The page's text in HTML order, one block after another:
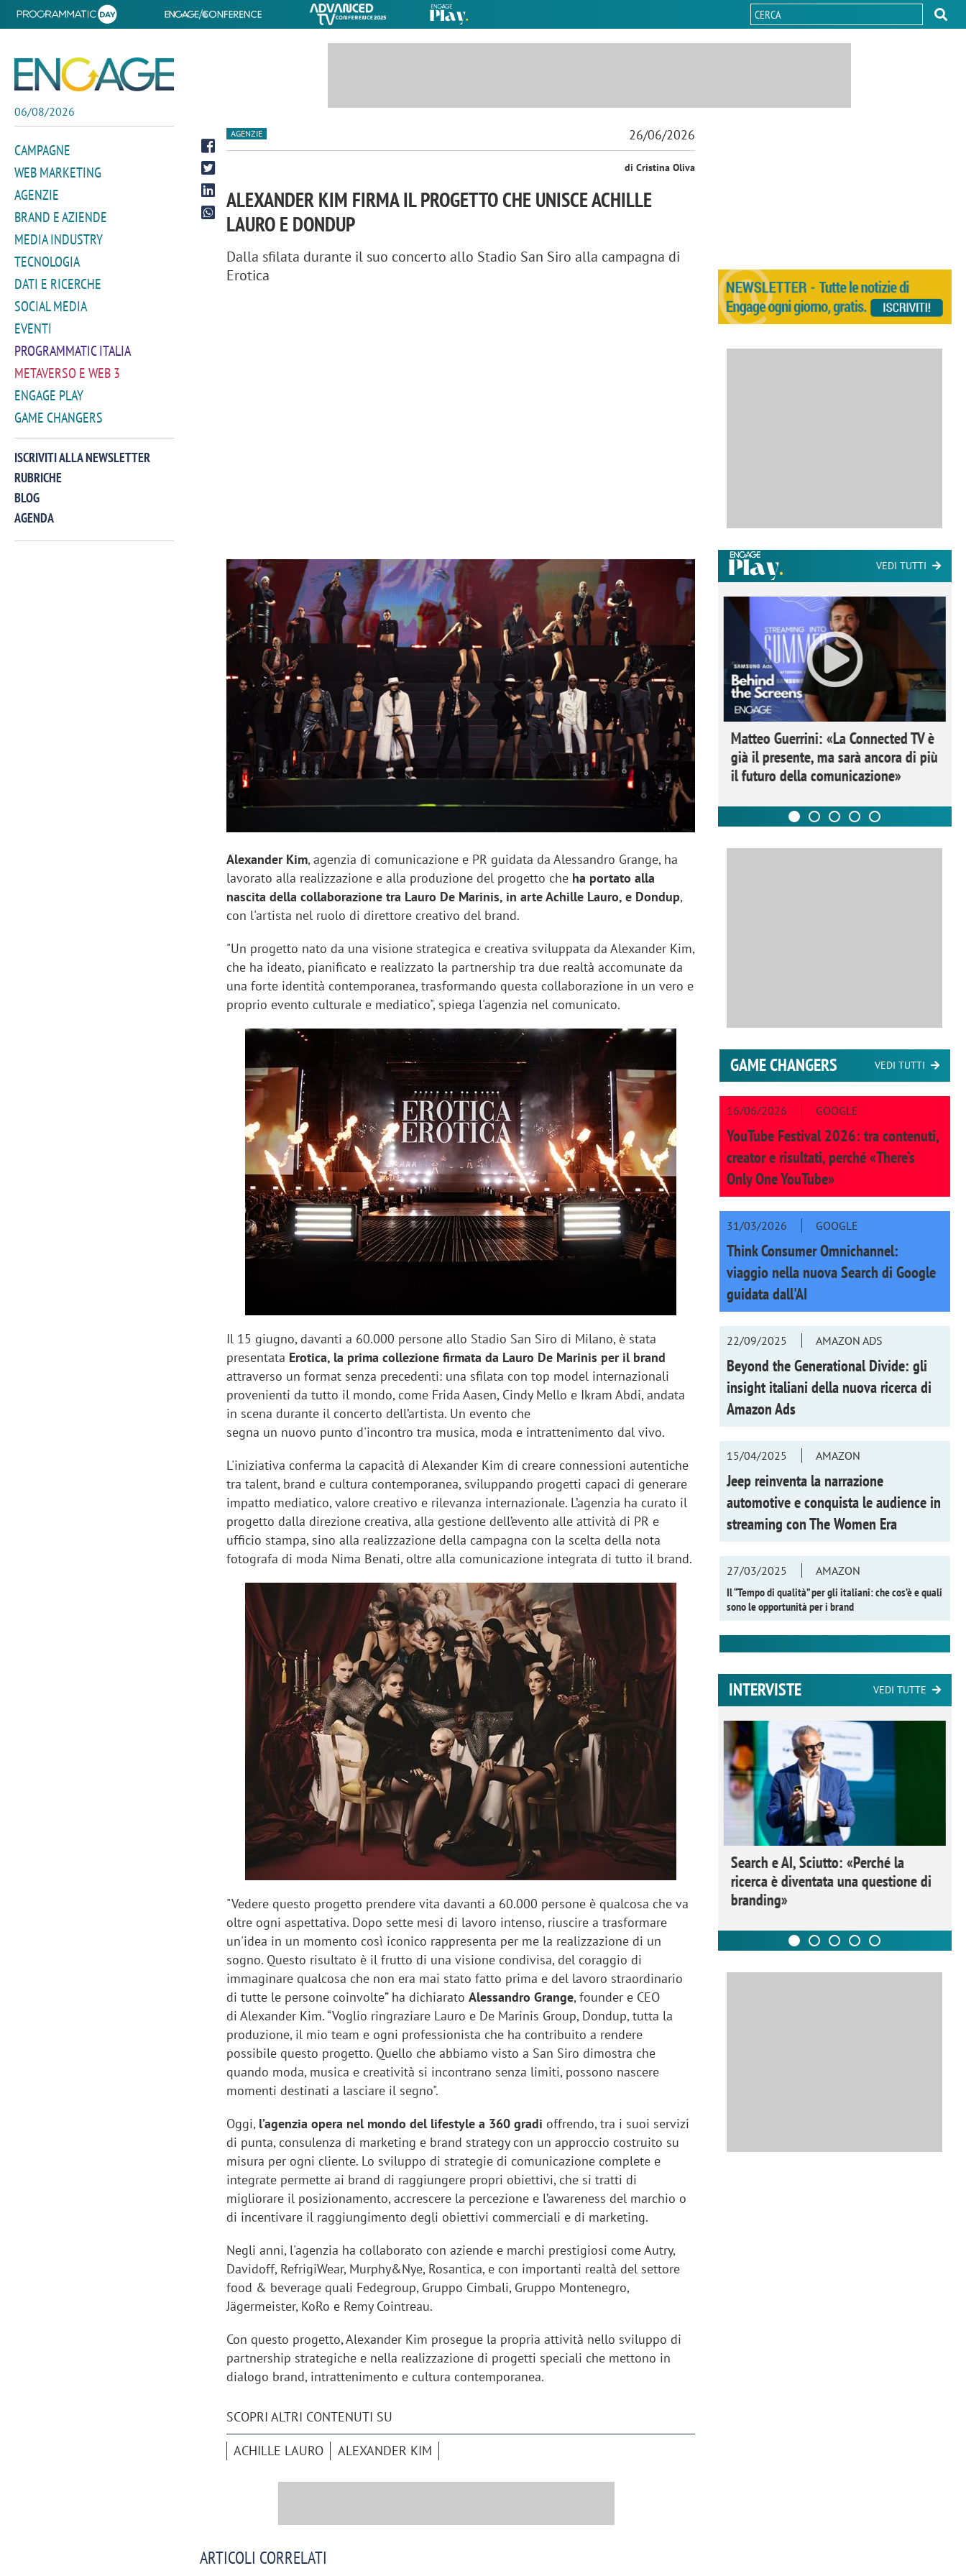
06/08/2026
CAMPAGNE
WEB MARKETING
AGENZIE
BRAND E AZIENDE
MEDIA INDUSTRY
TECNOLOGIA
DATI E RICERCHE
SOCIAL MEDIA
EVENTI
PROGRAMMATIC ITALIA
METAVERSO E WEB 3
ENGAGE PLAY
GAME CHANGERS
ISCRIVITI ALLA NEWSLETTER
RUBRICHE
BLOG
AGENDA
AGENZIE 26/06/2026
di Cristina Oliva
ALEXANDER KIM FIRMA IL PROGETTO CHE UNISCE ACHILLE
LAURO E DONDUP
Dalla sfilata durante il suo concerto allo Stadio San Siro alla campagna di
Erotica
Alexander Kim, agenzia di comunicazione e PR guidata da Alessandro Grange, ha
lavorato alla realizzazione e alla produzione del progetto che ha portato alla
nascita della collaborazione tra Lauro De Marinis, in arte Achille Lauro, e Dondup,
con l'artista nel ruolo di direttore creativo del brand.
"Un progetto nato da una visione strategica e creativa sviluppata da Alexander Kim,
che ha ideato, pianificato e realizzato la partnership tra due realtà accomunate da
una forte identità contemporanea, trasformando questa collaborazione in un vero e
proprio evento culturale e mediatico", spiega l'agenzia nel comunicato.
Il 15 giugno, davanti a 60.000 persone allo Stadio San Siro di Milano, è stata
presentata Erotica, la prima collezione firmata da Lauro De Marinis per il brand
attraverso un format senza precedenti: una sfilata con top model internazionali
provenienti da tutto il mondo, come Frida Aasen, Cindy Mello e Ikram Abdi, andata
in scena durante il concerto dell’artista. Un evento che
segna un nuovo punto d'incontro tra musica, moda e intrattenimento dal vivo.
L'iniziativa conferma la capacità di Alexander Kim di creare connessioni autentiche
tra talent, brand e cultura contemporanea, sviluppando progetti capaci di generare
impatto mediatico, valore creativo e rilevanza internazionale. L’agenzia ha curato il
progetto dalla direzione creativa, alla gestione dell’evento alle attività di PR e
ufficio stampa, sino alla realizzazione della campagna con la scelta della nota
fotografa di moda Nima Benati, oltre alla comunicazione integrata di tutto il brand.
"Vedere questo progetto prendere vita davanti a 60.000 persone è qualcosa che va
oltre ogni aspettativa. Dopo sette mesi di lavoro intenso, riuscire a trasformare
un'idea in un momento così iconico rappresenta per me la realizzazione di un
sogno. Questo risultato è il frutto di una visione condivisa, del coraggio di
immaginare qualcosa che non era mai stato fatto prima e del lavoro straordinario
di tutte le persone coinvolte” ha dichiaratoAlessandro Grange, founder e CEO
di Alexander Kim. “Voglio ringraziare Lauro e De Marinis Group, Dondup, tutta la
produzione, il mio team e ogni professionista che ha contribuito a rendere
possibile questo progetto. Quello che abbiamo visto a San Siro dimostra che
quando moda, musica e creatività si incontrano senza limiti, possono nascere
momenti destinati a lasciare il segno".
Oggi, l’agenzia opera nel mondo del lifestyle a 360 gradi offrendo, tra i suoi servizi
di punta, consulenza di marketing e brand strategy con un approccio costruito su
misura per ogni cliente. Lo sviluppo di strategie di comunicazione complete e
integrate permette ai brand di raggiungere propri obiettivi, che si tratti di
migliorare il posizionamento, accrescere la percezione e l’awareness del marchio o
di incentivare il raggiungimento degli obiettivi commerciali e di marketing.
Negli anni, l'agenzia ha collaborato con aziende e marchi prestigiosi come Autry,
Davidoff, RefrigiWear, Murphy&Nye, Rosantica, e con importanti realtà del settore
food & beverage quali Fedegroup, Gruppo Cimbali, Gruppo Montenegro,
Jägermeister, KoRo e Remy Cointreau.
Con questo progetto, Alexander Kim prosegue la propria attività nello sviluppo di
partnership strategiche e nella realizzazione di progetti speciali che mettono in
dialogo brand, intrattenimento e cultura contemporanea.
SCOPRI ALTRI CONTENUTI SU
ACHILLE LAURO ALEXANDER KIM
ARTICOLI CORRELATI
VEDI TUTTI
Manassero, Samsung Ads: «Con Total
Perez, Samsung Ads: «L'Italia è un
mercato strategico e continuerà a
crescere»
Networking agli eventi: come la
startup Kicè punta a eliminare lo
"spreco di relazioni"
Matteo Guerrini: «La Connected TV è
già il presente, ma sarà ancora di più
il futuro della comunicazione»
GAME CHANGERS VEDI TUTTI
16/06/2026 GOOGLE
YouTube Festival 2026: tra contenuti,
creator e risultati, perché «There’s
Only One YouTube»
31/03/2026 GOOGLE
Think Consumer Omnichannel:
viaggio nella nuova Search di Google
guidata dall'AI
22/09/2025 AMAZON ADS
Beyond the Generational Divide: gli
insight italiani della nuova ricerca di
Amazon Ads
15/04/2025 AMAZON
Jeep reinventa la narrazione
automotive e conquista le audience in
streaming conThe Women Era
27/03/2025
AMAZON
Il “Tempo di qualità” per gli italiani: che cos’è e quali
sono le opportunità per i brand
INTERVISTE VEDI TUTTE
Emanuele Viora di Deloitte Digital:
«La creatività resta centrale, l’AI deve
amplificare il talento»
Ricerche di mercato. Neri, Ipsos
Doxa: «Non basta più descrivere i
fenomeni: bisogna comprenderli e
tradurli in azioni»
Search e AI, Sciutto: «Perché la
ricerca è diventata una questione di
branding»